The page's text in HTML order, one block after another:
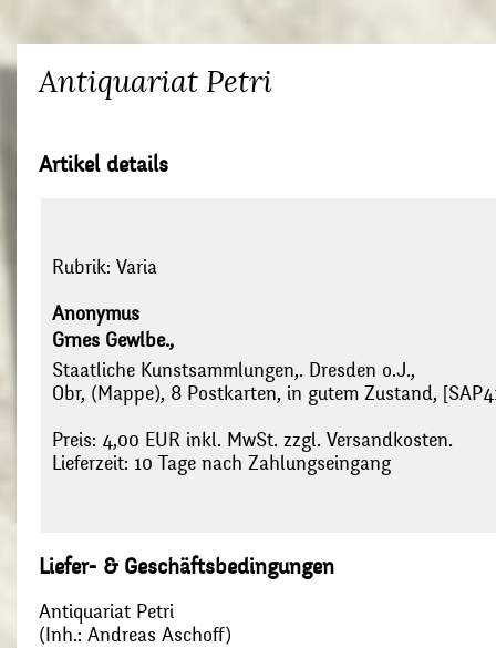
Antiquariat Petri
Artikel details
Rubrik: Varia
Anonymus
Grnes Gewlbe.,
Staatliche Kunstsammlungen,. Dresden o.J.,
Obr, (Mappe), 8 Postkarten, in gutem Zustand,
Preis: 4,00 EUR inkl. MwSt. zzgl. Versandkosten.
Lieferzeit: 10 Tage nach Zahlungseingang
Liefer- & Geschäftsbedingungen
Antiquariat Petri
(Inh.: Andreas Aschoff)